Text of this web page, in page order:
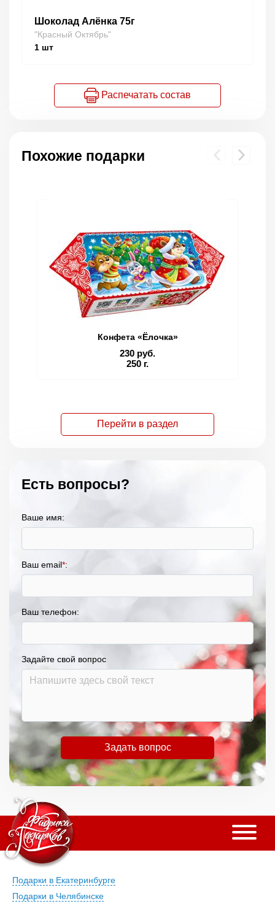
Шоколад Алёнка 75г
"Красный Октябрь"
1 шт
Распечатать состав
Похожие подарки
Конфета «Ёлочка»
230 руб.
250 г.
Перейти в раздел
Есть вопросы?
Ваше имя:
Ваш email*:
Ваш телефон:
Задайте свой вопрос
Задать вопрос
Подарки в Екатеринбурге
Подарки в Челябинске